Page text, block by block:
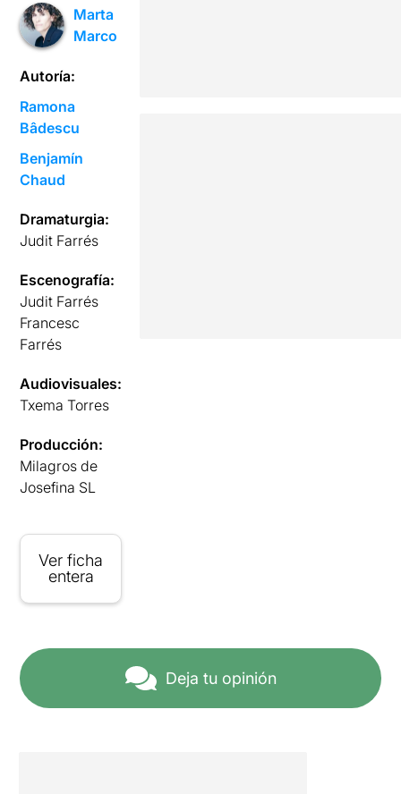
Marta
Marco
Autoría:
Ramona
Bâdescu
Benjamín
Chaud
Dramaturgia:
Judit Farrés
Escenografía:
Judit Farrés
Francesc
Farrés
Audiovisuales:
Txema Torres
Producción:
Milagros de
Josefina SL
Ver ficha
entera
Deja tu opinión